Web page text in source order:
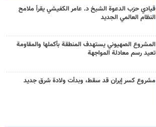
قيادي حزب الدعوة الشيخ د. عامر الكفيشي يقرأ ملامح
النظام العالمي الجديد
المشروع الصهيوني يستهدف المنطقة بأكملها والمقاومة
تعيد رسم معادلة المواجهة
مشروع كسر إيران قد سقط، وبدأت ولادة شرق جديد